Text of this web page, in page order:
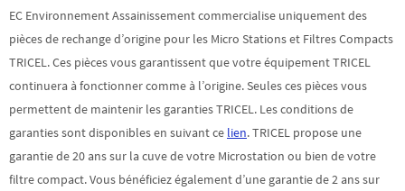
EC Environnement Assainissement commercialise uniquement des
pièces de rechange d’origine pour les Micro Stations et Filtres Compacts
TRICEL. Ces pièces vous garantissent que votre équipement TRICEL
continuera à fonctionner comme à l’origine. Seules ces pièces vous
permettent de maintenir les garanties TRICEL. Les conditions de
garanties sont disponibles en suivant ce lien. TRICEL propose une
garantie de 20 ans sur la cuve de votre Microstation ou bien de votre
filtre compact. Vous bénéficiez également d’une garantie de 2 ans sur